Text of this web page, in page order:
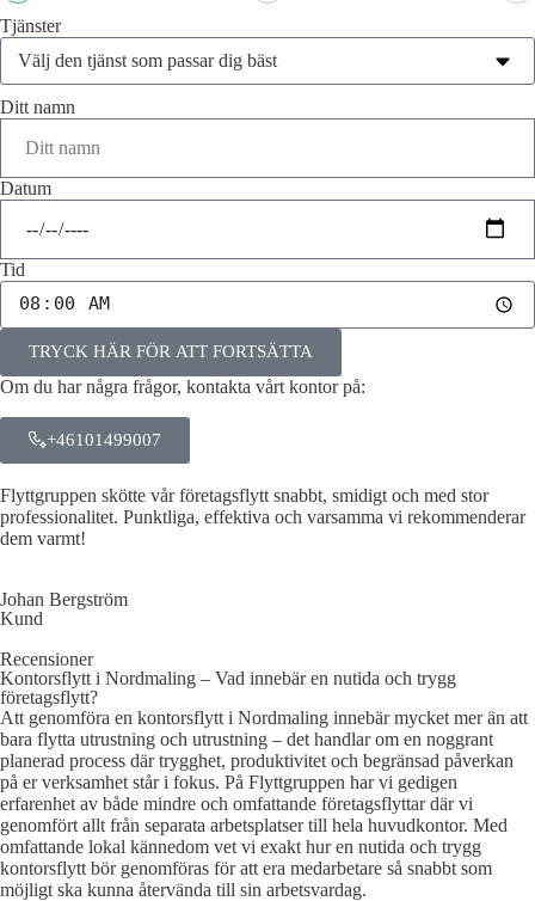
Tjänster
Ditt namn
Datum
Tid
TRYCK HÄR FÖR ATT FORTSÄTTA
Om du har några frågor, kontakta vårt kontor på:
+46101499007
Flyttgruppen skötte vår företagsflytt snabbt, smidigt och med stor
professionalitet. Punktliga, effektiva och varsamma vi rekommenderar
dem varmt!
Johan Bergström
Kund
Recensioner
Kontorsflytt i Nordmaling – Vad innebär en nutida och trygg
företagsflytt?
Att genomföra en kontorsflytt i Nordmaling innebär mycket mer än att
bara flytta utrustning och utrustning – det handlar om en noggrant
planerad process där trygghet, produktivitet och begränsad påverkan
på er verksamhet står i fokus. På Flyttgruppen har vi gedigen
erfarenhet av både mindre och omfattande företagsflyttar där vi
genomfört allt från separata arbetsplatser till hela huvudkontor. Med
omfattande lokal kännedom vet vi exakt hur en nutida och trygg
kontorsflytt bör genomföras för att era medarbetare så snabbt som
möjligt ska kunna återvända till sin arbetsvardag.